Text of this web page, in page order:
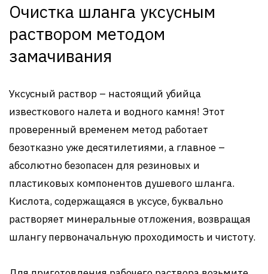
Очистка шланга уксусным
раствором методом
замачивания
Уксусный раствор – настоящий убийца
известкового налета и водного камня! Этот
проверенный временем метод работает
безотказно уже десятилетиями, а главное –
абсолютно безопасен для резиновых и
пластиковых компонентов душевого шланга.
Кислота, содержащаяся в уксусе, буквально
растворяет минеральные отложения, возвращая
шлангу первоначальную проходимость и чистоту.